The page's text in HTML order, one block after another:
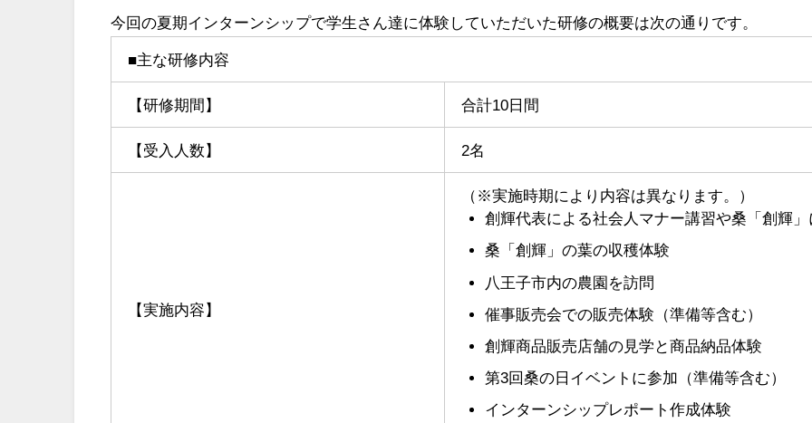
今回の夏期インターンシップで学生さん達に体験していただいた研修の概要は次の通りです。
■主な研修内容
【研修期間】 合計10日間
【受入人数】 2名
【実施内容】
（※実施時期により内容は異なります。
）
創輝代表による社会人マナー講習や桑「創輝
桑「創輝」の葉の収穫体験
八王子市内の農園を訪問
催事販売会での販売体験（準備等含む）
創輝商品販売店舗の見学と商品納品体験
第3回桑の日イベントに参加（準備等含む）
インターンシップレポート作成体験